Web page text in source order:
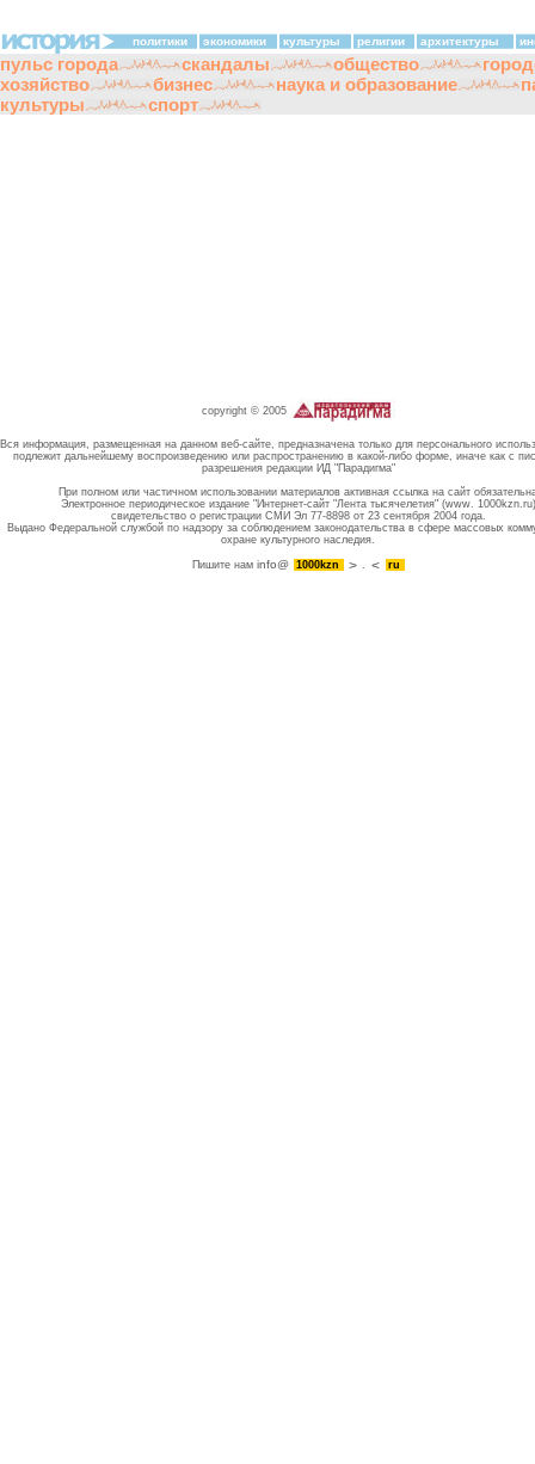
политики экономики культуры религии архитектуры
пульс города скандалы общество
хозяйство
бизнес наука и образование
культуры
спорт
copyright © 2005
Вся информация, размещенная на данном веб-сайте, предназначена только для персонального
подлежит дальнейшему воспроизведению или распространению в какой-либо форме, иначе как с
разрешения редакции ИД "Парадигма"
При полном или частичном использовании материалов активная ссылка на сайт
Электронное периодическое издание "Интернет-сайт "Лента тысячелетия" (www. 1000kzn.ru)
свидетельство о регистрации СМИ Эл 77-8898 от 23 сентября 2004 года.
Выдано Федеральной службой по надзору за соблюдением законодательства в сфере массовых
охране культурного наследия.
Пишите намinfo@ 1000kzn . ru